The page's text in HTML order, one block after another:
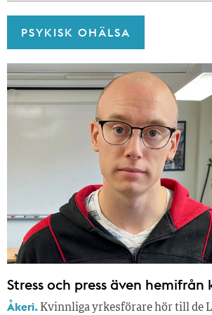
PSYKISK OHÄLSA
Stress och press även hemifrån
Åkeri. Kvinnliga yrkesförare hör till de